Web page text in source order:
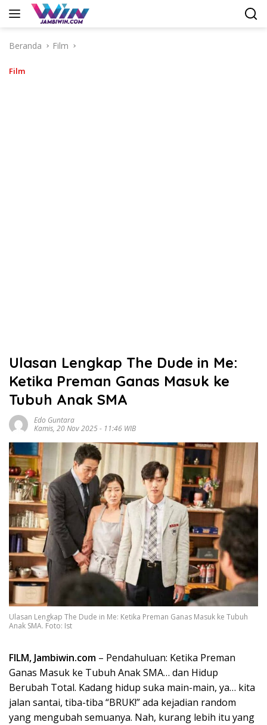
Langsung
Beranda
Film
Film
Ulasan Lengkap The Dude in Me:
Ketika Preman Ganas Masuk ke
Tubuh Anak SMA
Edo Guntara
Kamis, 20 Nov 2025 - 11:46 WIB
Ulasan Lengkap The Dude in Me: Ketika Preman Ganas Masuk ke Tubuh
Anak SMA. Foto: Ist
FILM, Jambiwin.com – Pendahuluan: Ketika Preman
Ganas Masuk ke Tubuh Anak SMA… dan Hidup
Berubah Total. Kadang hidup suka main-main, ya… kita
jalan santai, tiba-tiba “BRUK!” ada kejadian random
yang mengubah semuanya. Nah, kurang lebih itu yang